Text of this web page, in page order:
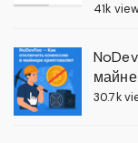
41k
30.7k